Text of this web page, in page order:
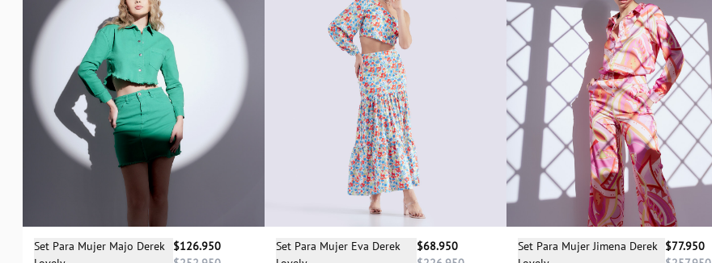
Selecciona una talla
Set Para Mujer Majo Derek
$126.950
Selecciona una talla
Set Para Mujer Eva Derek
$68.950
Selecciona una talla
Set Para Mujer Jimena Derek $77.950